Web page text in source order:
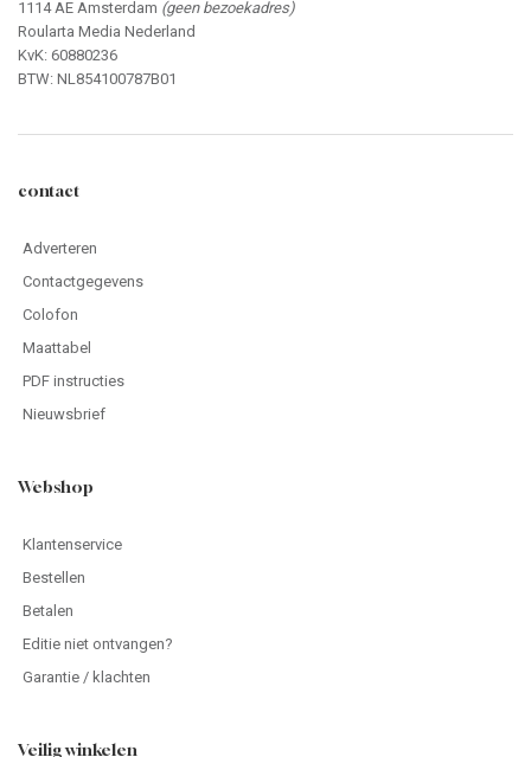
1114 AE Amsterdam (geen bezoekadres)
Roularta Media Nederland
KvK: 60880236
BTW: NL854100787B01
contact
Adverteren
Contactgegevens
Colofon
Maattabel
PDF instructies
Nieuwsbrief
Webshop
Klantenservice
Bestellen
Betalen
Editie niet ontvangen?
Garantie / klachten
Veilig winkelen